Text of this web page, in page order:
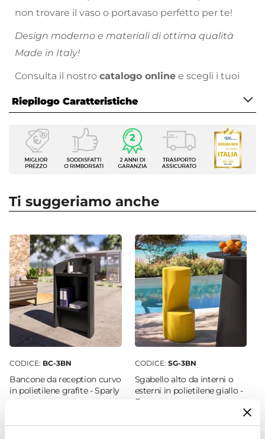
non trovare il vaso o portavaso perfetto per te!
Design moderno e materiali di ottima qualità
Made in Italy!
Consulta il nostro catalogo online e scegli i tuoi
Riepilogo Caratteristiche
Caratteristiche
Tipologia
Vaso
Dimensioni
Altezza
57 cm
Colore
Bianco
Finitura
Rustico
Materiale
Appoggio
Ti suggeriamo anche
CODICE: BC-3BN
Bancone da reception curvo
in polietilene grafite - Sparly
€ 340,00
CODICE: SG-3BN
Sgabello alto da interni o
esterni in polietilene giallo -
Forrest
€ 135,99